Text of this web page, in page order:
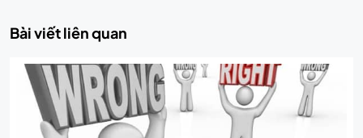
Bài viết liên quan